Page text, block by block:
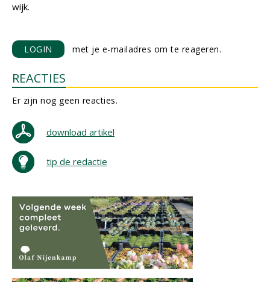
wijk.
LOGIN met je e-mailadres om te reageren.
REACTIES
Er zijn nog geen reacties.
download artikel
tip de redactie